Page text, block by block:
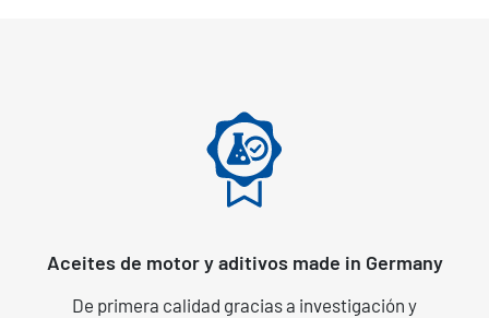
Aceites de motor y aditivos made in Germany
De primera calidad gracias a investigación y